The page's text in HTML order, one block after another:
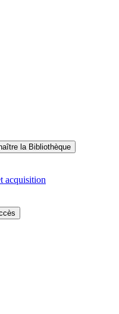
la Bibliothèque
acquisition